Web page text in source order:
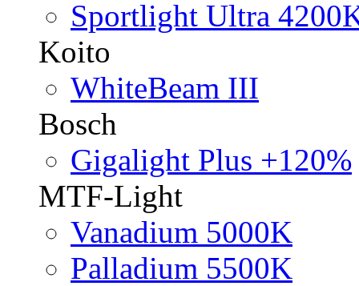
Sportlight Ultra
Koito
WhiteBeam III
Bosch
Gigalight Plus +120%
MTF-Light
Vanadium 5000K
Palladium 5500K